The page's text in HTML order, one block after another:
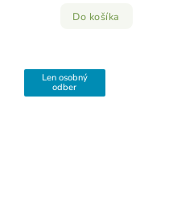
Do košíka
Len osobný
odber